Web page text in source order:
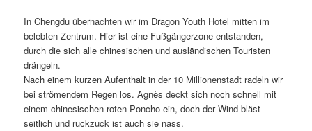
In Chengdu übernachten wir im Dragon Youth Hotel mitten im
belebten Zentrum. Hier ist eine Fußgängerzone entstanden,
durch die sich alle chinesischen und ausländischen Touristen
drängeln.
Nach einem kurzen Aufenthalt in der 10 Millionenstadt radeln wir
bei strömendem Regen los. Agnès deckt sich noch schnell mit
einem chinesischen roten Poncho ein, doch der Wind bläst
seitlich und ruckzuck ist auch sie nass.